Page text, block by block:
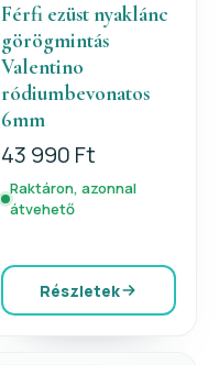
Férfi ezüst nyaklánc
görögmintás
Valentino
ródiumbevonatos
6mm
43 990 Ft
Raktáron, azonnal
átvehető
Részletek